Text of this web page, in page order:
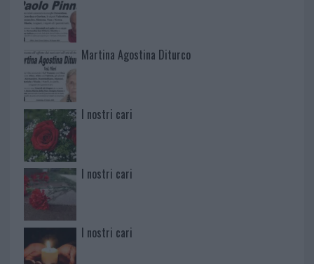
Martina Agostina Diturco
I nostri cari
I nostri cari
I nostri cari